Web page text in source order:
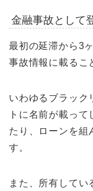
金融事故として
最初の延滞から3
事故情報に載るこ
いわゆるブラック
トに名前が載っ
たり、ローンを組
す。
また、所有してい